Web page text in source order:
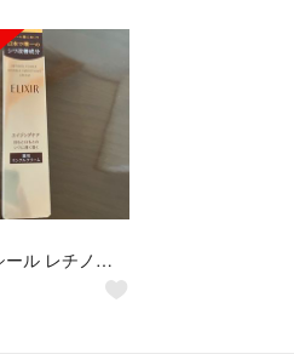
エリクシール レチノパワー リンクルクリーム S(15g)